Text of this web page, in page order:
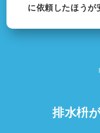
に依頼したほうが
排水枡